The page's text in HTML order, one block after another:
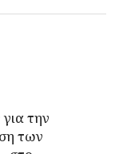
την
των